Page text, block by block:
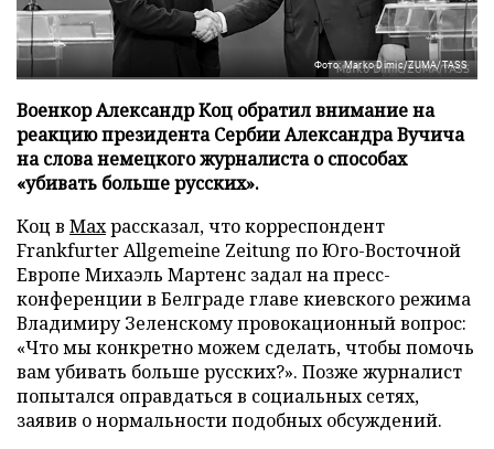
Фото: Marko Dimic/ZUMA/TASS
Военкор Александр Коц обратил внимание на
реакцию президента Сербии Александра Вучича
на слова немецкого журналиста о способах
«убивать больше русских».
Коц в Махрассказал, что корреспондент
Frankfurter Allgemeine Zeitung по Юго-Восточной
Европе Михаэль Мартенс задал на пресс-
конференции в Белграде главе киевского режима
Владимиру Зеленскому провокационный вопрос:
«Что мы конкретно можем сделать, чтобы помочь
вам убивать больше русских?». Позже журналист
попытался оправдаться в социальных сетях,
заявив о нормальности подобных обсуждений.